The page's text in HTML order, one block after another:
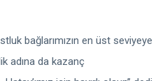
bağlarımızın en üst seviyeye
adına da kazanç